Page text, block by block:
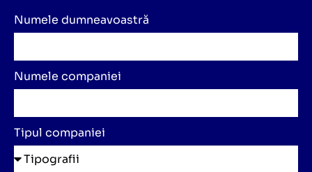
Numele dumneavoastră
Numele companiei
Tipul companiei